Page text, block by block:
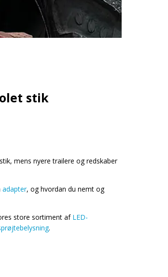
stik
mens nyere trailere og redskaber
adapter, og hvordan du nemt og
store sortiment af LED-
.